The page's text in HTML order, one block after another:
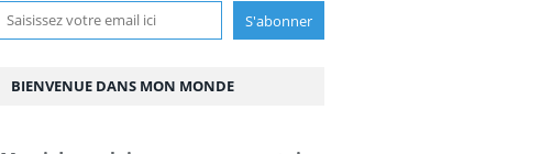
BIENVENUE DANS MON MONDE